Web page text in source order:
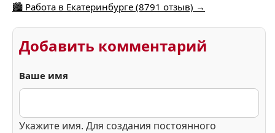
🏙️ Работа в Екатеринбурге (8791 отзыв) →
Добавить комментарий
Ваше имя
Укажите имя. Для создания постоянного